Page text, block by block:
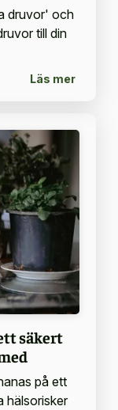
druvor' och
till din
Läs mer
säkert
på ett
hälsorisker